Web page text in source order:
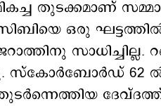
തുടക്കമാണ്
ഒരു
62 ല്‍